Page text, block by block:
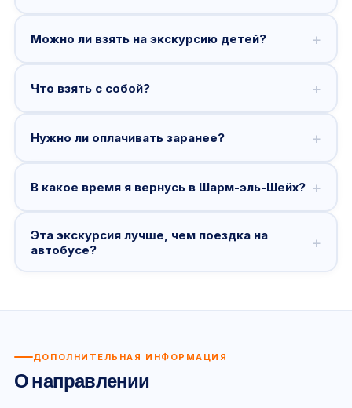
Можно ли взять на экскурсию детей? +
Что взять с собой? +
Нужно ли оплачивать заранее? +
В какое время я вернусь в Шарм-эль-Шейх? +
Эта экскурсия лучше, чем поездка на
автобусе?
+
ДОПОЛНИТЕЛЬНАЯ ИНФОРМАЦИЯ
О направлении